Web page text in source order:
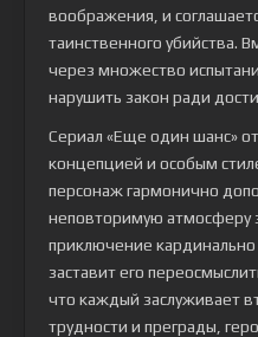
воображения, и
таинственного убийства.
через множество
нарушить закон ради
Сериал «Еще один шанс»
концепцией и особым
персонаж гармонично
неповторимую атмосферу
приключение кардинально
заставит его
что каждый заслуживает
трудности и преграды,